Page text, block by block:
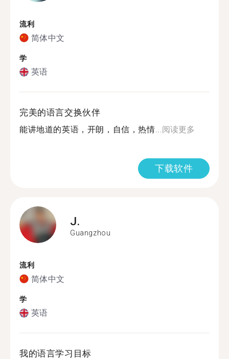
流利
简体中文
学
英语
完美的语言交换伙伴
能讲地道的英语，开朗，自信，热情...阅读更多
下载软件
J.
Guangzhou
流利
简体中文
学
英语
我的语言学习目标